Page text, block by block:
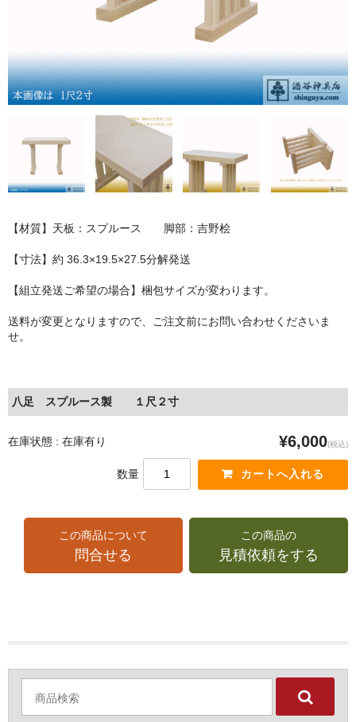
お買物かご
【材質】天板：スプルース 脚部：吉野桧
【寸法】約 36.3×19.5×27.5分解発送
【組立発送ご希望の場合】梱包サイズが変わります。
送料が変更となりますので、ご注文前にお問い合わせくださいま
せ。
八足 スプルース製 １尺２寸
在庫状態 : 在庫有り ¥6,000(税込)
数量
この商品について
問合せる
この商品の
見積依頼をする